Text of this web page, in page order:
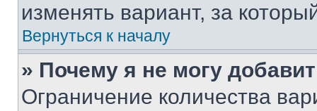
изменять вариант, за
Вернуться к началу
» Почему я не могу
Ограничение количества